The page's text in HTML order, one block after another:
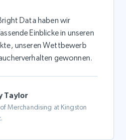
Data haben wir
Einblicke in unseren
unseren Wettbewerb
gewonnen.
Taylor
Merchandising at Kingston